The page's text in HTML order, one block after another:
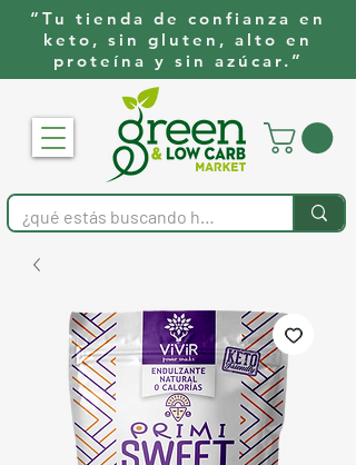
“Tu tienda de confianza en
keto, sin gluten, alto en
proteína y sin azúcar.”